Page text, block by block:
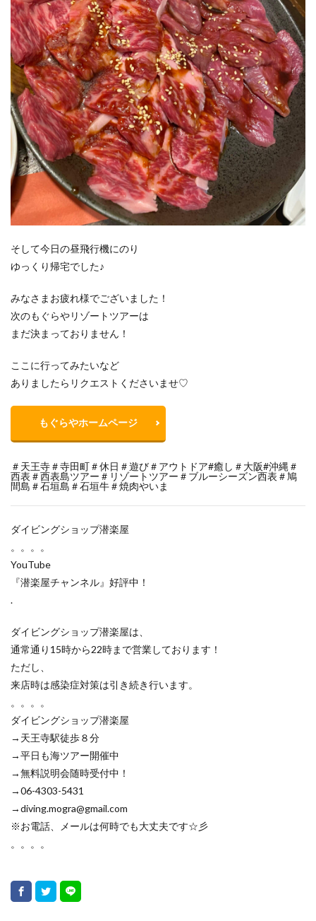
そして今日の昼飛行機にのり
ゆっくり帰宅でした♪
みなさまお疲れ様でございました！
次のもぐらやリゾートツアーは
まだ決まっておりません！
ここに行ってみたいなど
ありましたらリクエストくださいませ♡
もぐらやホームページ
＃天王寺＃寺田町＃休日＃遊び＃アウトドア#癒し＃大阪#沖縄＃
西表＃西表島ツアー＃リゾートツアー＃ブルーシーズン西表＃鳩
間島＃石垣島＃石垣牛＃焼肉やいま
ダイビングショップ潜楽屋
。。。。
YouTube
『潜楽屋チャンネル』好評中！
.
ダイビングショップ潜楽屋は、
通常通り15時から22時まで営業しております！
ただし、
来店時は感染症対策は引き続き行います。
。。。。
ダイビングショップ潜楽屋
→天王寺駅徒歩８分
→平日も海ツアー開催中
→無料説明会随時受付中！
→06-4303-5431
→diving.mogra@gmail.com
※お電話、メールは何時でも大丈夫です☆彡
。。。。